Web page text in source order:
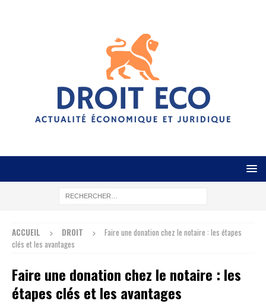
ACCUEIL DROIT
Faire une donation chez le notaire : les étapes
clés et les avantages
Faire une donation chez le notaire : les
étapes clés et les avantages